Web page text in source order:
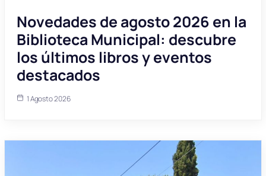
Novedades de agosto 2026 en la
Biblioteca Municipal: descubre
los últimos libros y eventos
destacados
1 Agosto 2026